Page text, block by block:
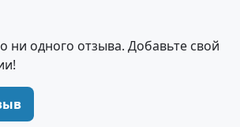
ни одного отзыва. Добавьте свой